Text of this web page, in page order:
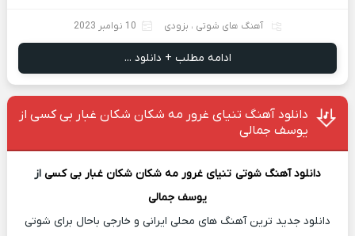
آهنگ های شوتی ، بزودی 10 نوامبر 2023
ادامه مطلب + دانلود ...
دانلود آهنگ تنیای غرور مه شکان شکان غبار بی کسی از
یوسف جمالی
دانلود آهنگ شوتی تنیای غرور مه شکان شکان غبار بی کسی از
یوسف جمالی
دانلود جدید ترین آهنگ های محلی ایرانی و خارجی باحال برای شوتی